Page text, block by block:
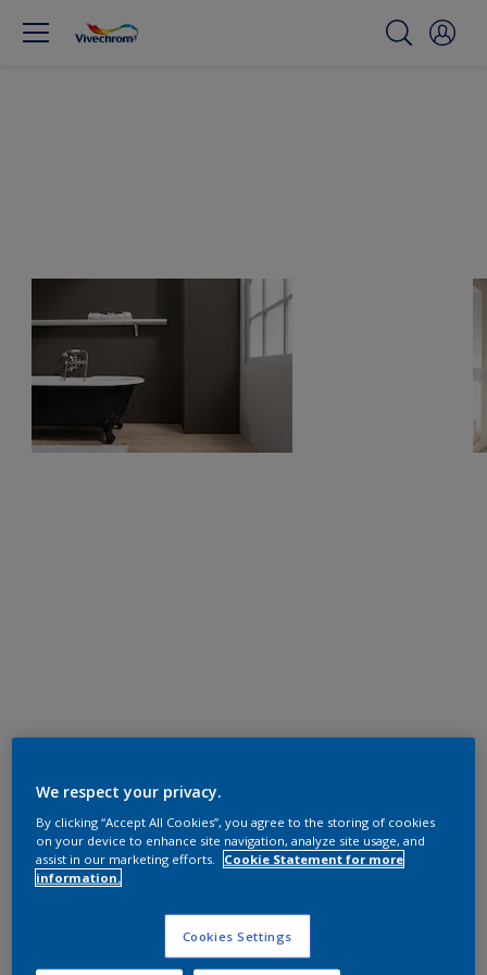
We respect your privacy.
By clicking “Accept All Cookies”, you agree to the storing of cookies
on your device to enhance site navigation, analyze site usage, and
assist in our marketing efforts.
Cookie Statement for more
information.
Cookies Settings